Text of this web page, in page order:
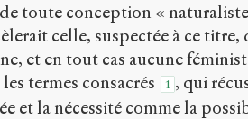
toute conception «
celle, suspectée à ce titre,
et en tout cas aucune
termes consacrés
1 , qui
et la nécessité comme la